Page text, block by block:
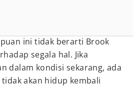
ini tidak berarti Brook
segala hal. Jika
dalam kondisi sekarang, ada
akan hidup kembali